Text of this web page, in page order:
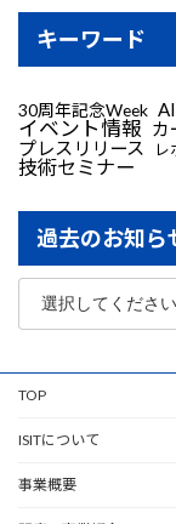
キーワード
30周年記念Week AI
イベント情報 カ
プレスリリース
レ
技術セミナー
過去のお知ら
TOP
ISITについて
事業概要